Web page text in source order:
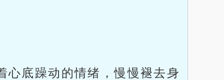
心底躁动的情绪，慢慢褪去身